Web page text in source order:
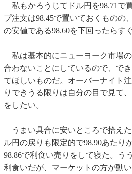
私もかろうじてドル円を98.71で
プ注文は98.45で置いておくものの
の安値である98.60を下回ったらす
私は基本的にニューヨーク市場
合わないことにしているので、で
てほしいものだ。オーバーナイト
りできうる限りは自分の目で見て
をしたい。
うまい具合に安いところで拾え
ル円の戻りも限定的で98.90あたり
98.86で利食い売りをして寝た。う
利食いだが、マーケットの方が動